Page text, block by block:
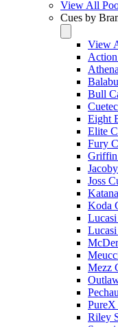
View All
Cues by
View
Bull
Eight
Elite
Fury
Griffin
Joss
Koda
Mezz
PureX
Riley